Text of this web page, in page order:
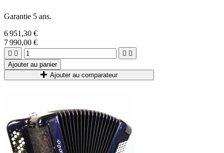
Garantie 5 ans.
6 951,30 €
7 990,00 €
   
Ajouter au panier
Ajouter au comparateur